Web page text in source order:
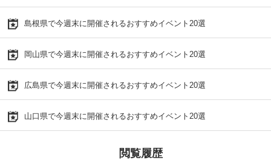
島根県で今週末に開催されるおすすめイベント20選
岡山県で今週末に開催されるおすすめイベント20選
広島県で今週末に開催されるおすすめイベント20選
山口県で今週末に開催されるおすすめイベント20選
閲覧履歴